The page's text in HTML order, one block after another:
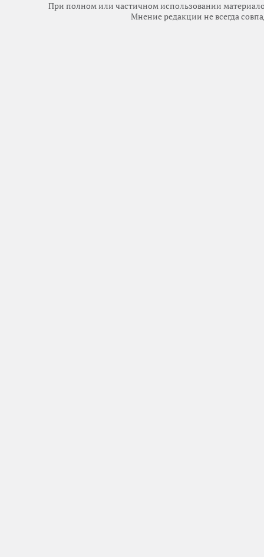
При полном или частичном использовании
Мнение редакции не всегда